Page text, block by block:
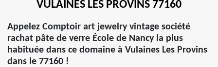
VULAINES LES PROVINS 77160
Appelez Comptoir art jewelry vintage société
rachat pâte de verre École de Nancy la plus
habituée dans ce domaine à Vulaines Les Provins
dans le 77160 !